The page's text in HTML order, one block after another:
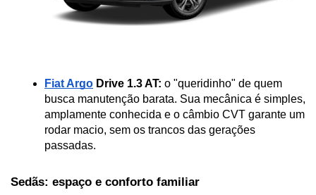
Fiat Argo Drive 1.3 AT: o "queridinho" de quem
busca manutenção barata. Sua mecânica é simples,
amplamente conhecida e o câmbio CVT garante um
rodar macio, sem os trancos das gerações
passadas.
Sedãs: espaço e conforto familiar